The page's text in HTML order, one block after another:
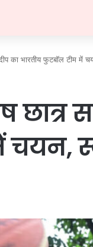
का भारतीय फुटबॉल टीम में
चयन,